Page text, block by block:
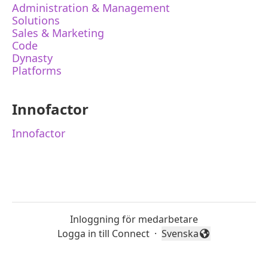
Administration & Management
Solutions
Sales & Marketing
Code
Dynasty
Platforms
Innofactor
Innofactor
Inloggning för medarbetare
Logga in till Connect · Byt språk
Svenska